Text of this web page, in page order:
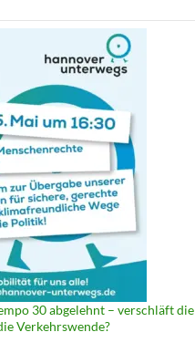
30 abgelehnt – verschläft die
Verkehrswende?